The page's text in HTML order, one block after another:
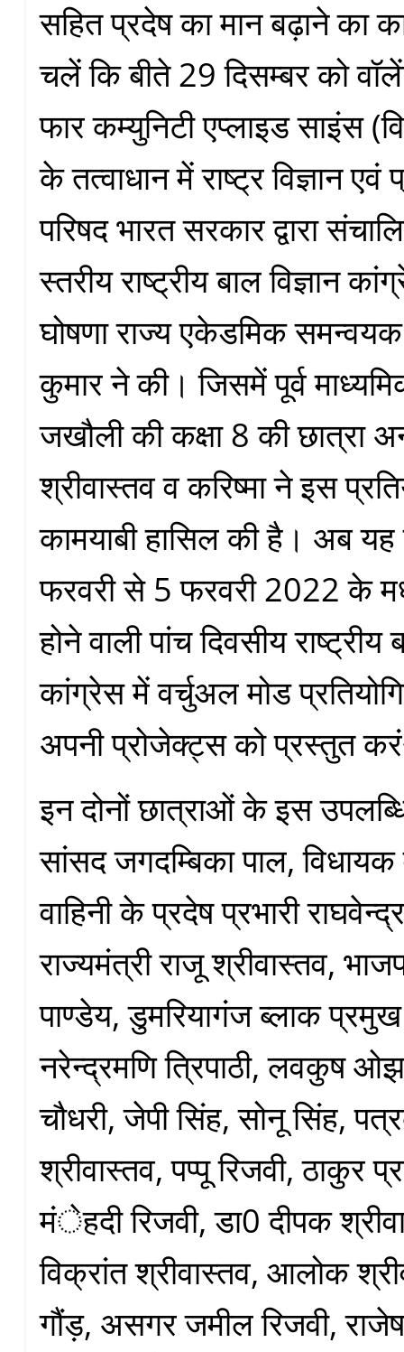
सहित प्रदेष का मान बढ़ाने का
चलें कि बीते 29 दिसम्बर को
फार कम्युनिटी एप्लाइड साइंस
के तत्वाधान में राष्ट्र विज्ञान एवं
परिषद भारत सरकार द्वारा
स्तरीय राष्ट्रीय बाल विज्ञान
घोषणा राज्य एकेडमिक
कुमार ने की। जिसमें पूर्व
जखौली की कक्षा 8 की छात्रा
श्रीवास्तव व करिष्मा ने इस
कामयाबी हासिल की है। अब यह
फरवरी से 5 फरवरी 2022 के
होने वाली पांच दिवसीय राष्ट्रीय
कांग्रेस में वर्चुअल मोड
अपनी प्रोजेक्ट्स को प्रस्तुत
इन दोनों छात्राओं के इस
सांसद जगदम्बिका पाल, विधायक
वाहिनी के प्रदेष प्रभारी
राज्यमंत्री राजू श्रीवास्तव,
पाण्डेय, डुमरियागंज ब्लाक प्रमुख
नरेन्द्रमणि त्रिपाठी, लवकुष
चौधरी, जेपी सिंह, सोनू सिंह,
श्रीवास्तव, पप्पू रिजवी, ठाकुर
मंेहदी रिजवी, डा0 दीपक
विक्रांत श्रीवास्तव, आलोक
गौंड़, असगर जमील रिजवी,